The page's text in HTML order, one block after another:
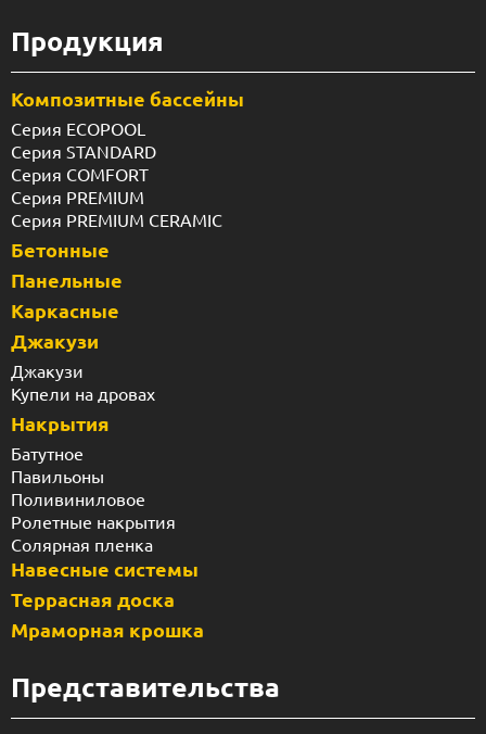
Продукция
Композитные бассейны
Серия ECOPOOL
Серия STANDARD
Серия COMFORT
Серия PREMIUM
Серия PREMIUM CERAMIC
Бетонные
Панельные
Каркасные
Джакузи
Джакузи
Купели на дровах
Накрытия
Батутное
Павильоны
Поливиниловое
Ролетные накрытия
Солярная пленка
Навесные системы
Террасная доска
Мраморная крошка
Представительства